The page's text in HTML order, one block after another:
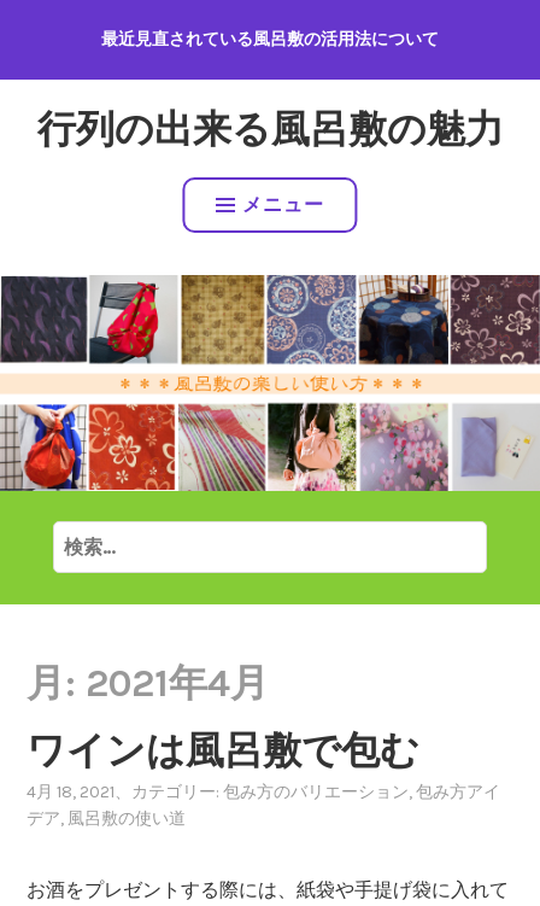
テ
プ
最近見直されている風呂敷の活用法について
行列の出来る風呂敷の魅力
メニュー
検
索:
月: 2021年4月
ワインは風呂敷で包む
4月 18, 2021、カテゴリー:包み方のバリエーション,包み方アイ
デア, 風呂敷の使い道
お酒をプレゼントする際には、紙袋や手提げ袋に入れて